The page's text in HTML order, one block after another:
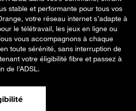
stable et performante pour tous vos
votre réseau internet s’adapte à
le télétravail, les jeux en ligne ou
vous accompagnons à chaque
toute sérénité, sans interruption de
votre éligibilité fibre et passez à
de l’ADSL.